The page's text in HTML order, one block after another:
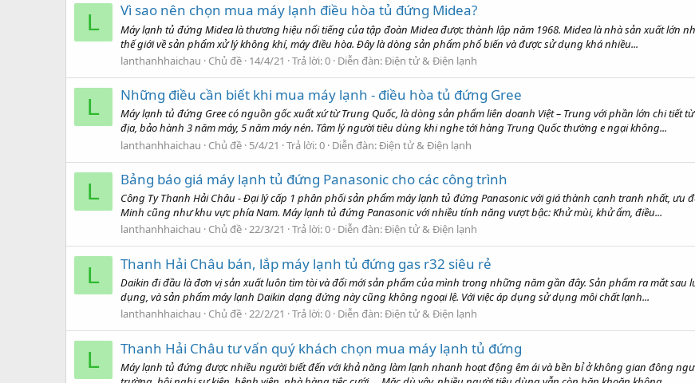
L Vì sao nên chọn mua máy lạnh điều hòa tủ đứng Midea?
Máy lạnh tủ đứng Midea là thương hiệu nổi tiếng của tập đoàn Midea được thành lập năm 1968. Midea là nhà sản xuất lớn
thế giới về sản phẩm xử lý không khí, máy điều hòa. Đây là dòng sản phẩm phổ biến và được sử dụng khá nhiều...
lanthanhhaichau
Chủ đề 14/4/21 Trả lời: 0 Diễn đàn:Điện tử & Điện lạnh
L Những điều cần biết khi mua máy lạnh - điều hòa tủ đứng Gree
Máy lạnh tủ đứng Gree có nguồn gốc xuất xứ từ Trung Quốc, là dòng sản phẩm liên doanh Việt – Trung với phần lớn chi
địa, bảo hành 3 năm máy, 5 năm máy nén. Tâm lý người tiêu dùng khi nghe tới hàng Trung Quốc thường e ngại không...
lanthanhhaichau
Chủ đề 5/4/21 Trả lời: 0 Diễn đàn:Điện tử & Điện lạnh
L Bảng báo giá máy lạnh tủ đứng Panasonic cho các công trình
Công Ty Thanh Hải Châu - Đại lý cấp 1 phân phối sản phẩm máy lạnh tủ đứng Panasonic với giá thành cạnh tranh nhất, ưu
Minh cũng như khu vực phía Nam. Máy lạnh tủ đứng Panasonic với nhiều tính năng vượt bậc: Khử mùi, khử ẩm, điều...
lanthanhhaichau
Chủ đề 22/3/21 Trả lời: 0 Diễn đàn:Điện tử & Điện lạnh
L Thanh Hải Châu bán, lắp máy lạnh tủ đứng gas r32 siêu rẻ
Daikin đi đầu là đơn vị sản xuất luôn tìm tòi và đổi mới sản phẩm của mình trong những năm gần đây. Sản phẩm ra mắt
dụng, và sản phẩm máy lạnh Daikin dạng đứng này cũng không ngoại lệ. Với việc áp dụng sử dụng môi chất lạnh...
lanthanhhaichau
Chủ đề 22/2/21 Trả lời: 0 Diễn đàn:Điện tử & Điện lạnh
L Thanh Hải Châu tư vấn quý khách chọn mua máy lạnh tủ đứng
Máy lạnh tủ đứng được nhiều người biết đến với khả năng làm lạnh nhanh hoạt động êm ái và bền bỉ ở không gian đông